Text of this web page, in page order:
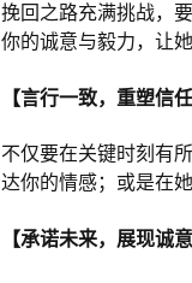
挽回之路充满挑战，
你的诚意与毅力，让
【言行一致，重塑信任
不仅要在关键时刻有
达你的情感；或是在
【承诺未来，展现诚意